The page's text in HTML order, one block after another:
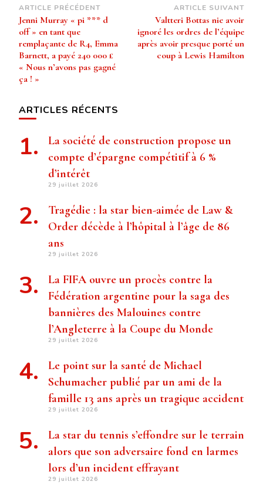
Navigation
d’article
ARTICLE PRÉCÉDENT
Jenni Murray « pi *** d
off » en tant que
remplaçante de R4, Emma
Barnett, a payé 240 000 £
« Nous n’avons pas gagné
ça ! »
ARTICLE SUIVANT
Valtteri Bottas nie avoir
ignoré les ordres de l’équipe
après avoir presque porté un
coup à Lewis Hamilton
ARTICLES RÉCENTS
La société de construction propose un
compte d’épargne compétitif à 6 %
d’intérêt
29 juillet 2026
Tragédie : la star bien-aimée de Law &
Order décède à l’hôpital à l’âge de 86
ans
29 juillet 2026
La FIFA ouvre un procès contre la
Fédération argentine pour la saga des
bannières des Malouines contre
l’Angleterre à la Coupe du Monde
29 juillet 2026
Le point sur la santé de Michael
Schumacher publié par un ami de la
famille 13 ans après un tragique accident
29 juillet 2026
La star du tennis s’effondre sur le terrain
alors que son adversaire fond en larmes
lors d’un incident effrayant
29 juillet 2026